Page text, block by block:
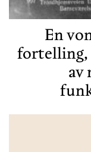
En
fortelling,
av